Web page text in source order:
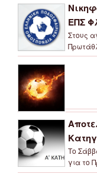
ΕΠΣ
Στους
Το
για το